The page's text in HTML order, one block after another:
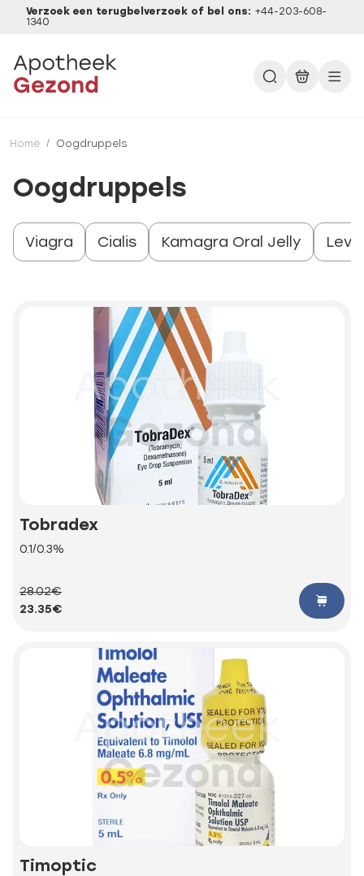
Verzoek een terugbelverzoek of bel ons: +44-203-608-
1340
Home / Oogdruppels
Oogdruppels
Viagra Cialis Kamagra Oral Jelly
Tobradex
0.1/0.3%
28.02€
23.35€
Timoptic